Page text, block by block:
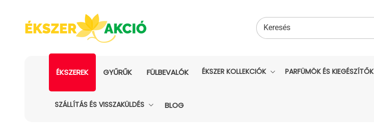
Keresés
ÉKSZEREK GYŰRŰK FÜLBEVALÓK ÉKSZER KOLLEKCIÓK PARFÜMÖK ÉS KIEGÉSZÍTŐK
SZÁLLÍTÁS ÉS VISSZAKÜLDÉS BLOG